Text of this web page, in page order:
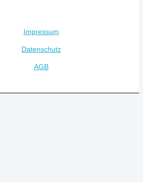
Impressum
Datenschutz
AGB